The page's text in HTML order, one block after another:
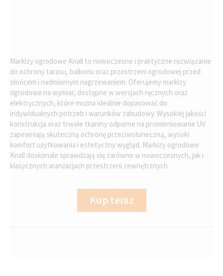
Markizy ogrodowe Knall to nowoczesne i praktyczne rozwiązanie
do ochrony tarasu, balkonu oraz przestrzeni ogrodowej przed
słońcem i nadmiernym nagrzewaniem. Oferujemy markizy
ogrodowe na wymiar, dostępne w wersjach ręcznych oraz
elektrycznych, które można idealnie dopasować do
indywidualnych potrzeb i warunków zabudowy. Wysokiej jakości
konstrukcja oraz trwałe tkaniny odporne na promieniowanie UV
zapewniają skuteczną ochronę przeciwsłoneczną, wysoki
komfort użytkowania i estetyczny wygląd. Markizy ogrodowe
Knall doskonale sprawdzają się zarówno w nowoczesnych, jak i
klasycznych aranżacjach przestrzeni zewnętrznych.
Kup teraz